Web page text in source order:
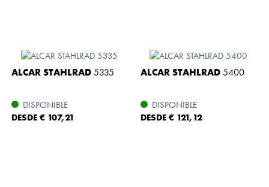
ALCAR STAHLRAD5335
DISPONIBLE
DESDE € 107,21
ALCAR STAHLRAD5400
DISPONIBLE
DESDE € 121,12